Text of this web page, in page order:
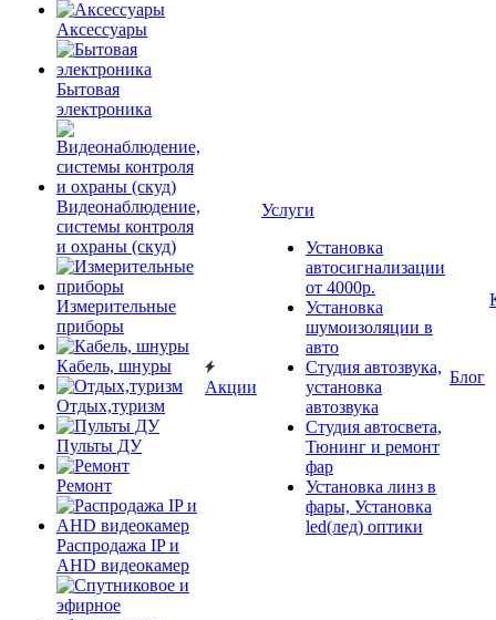
Аксессуары
Бытовая
электроника
Видеонаблюдение,
системы контроля
и охраны (скуд)
Измерительные
приборы
Кабель, шнуры
Отдых,туризм
Пульты ДУ
Ремонт
Распродажа IP и
AHD видеокамер
Акции
Услуги
Установка
автосигнализации
от 4000р.
Установка
шумоизоляции в
авто
Студия автозвука,
установка
автозвука
Студия автосвета,
Тюнинг и ремонт
фар
Установка линз в
фары, Установка
led(лед) оптики
Блог